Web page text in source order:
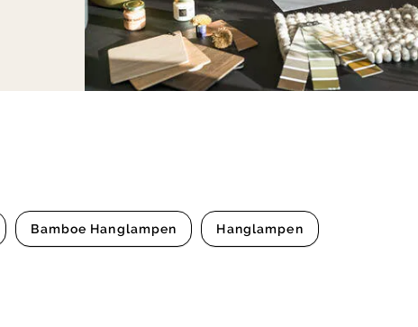
Bamboe Hanglampen Hanglampen